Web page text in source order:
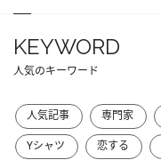
KEYWORD
人気のキーワード
人気記事 専門家
Yシャツ
恋する